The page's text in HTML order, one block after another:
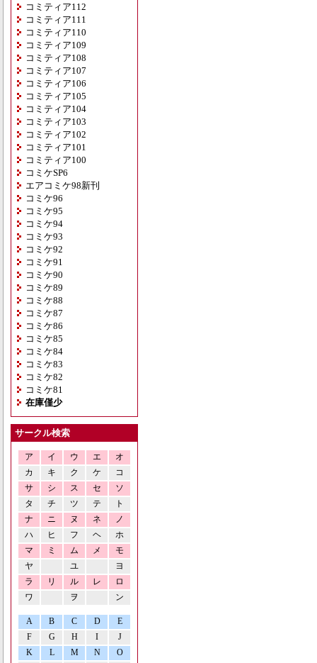
コミティア112
コミティア111
コミティア110
コミティア109
コミティア108
コミティア107
コミティア106
コミティア105
コミティア104
コミティア103
コミティア102
コミティア101
コミティア100
コミケSP6
エアコミケ98新刊
コミケ96
コミケ95
コミケ94
コミケ93
コミケ92
コミケ91
コミケ90
コミケ89
コミケ88
コミケ87
コミケ86
コミケ85
コミケ84
コミケ83
コミケ82
コミケ81
在庫僅少
サークル検索
ア イ ウ エ
オ
カ
キ ク ケ
コ
サ
シ ス セ
ソ
タ
チ ツ テ
ト
ナ
ニ ヌ ネ
ノ
ハ
ヒ フ ヘ
ホ
マ
ミ ム メ
モ
ヤ
ユ
ヨ
ラ
リ ル レ
ロ
ワ
ヲ ン
A B C D
E
F
G H I
J
K
L M N O